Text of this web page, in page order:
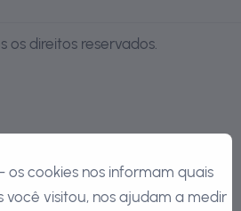
os direitos reservados.
os cookies nos informam quais
você visitou, nos ajudam a medir